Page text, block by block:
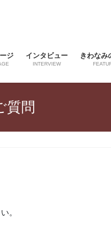
ジ インタビュー
INTERVIEW
きわなみ
質問
。